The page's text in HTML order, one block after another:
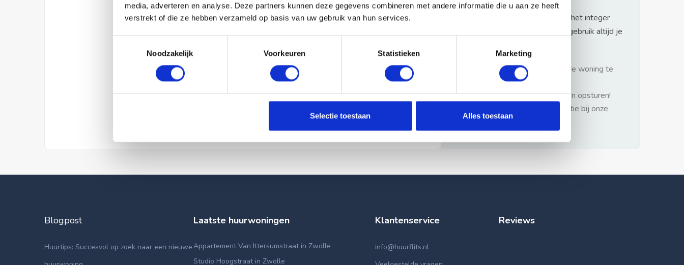
media, adverteren en analyse. Deze partners kunnen deze gegevens combineren met andere informatie die u aan ze heeft
verstrekt of die ze hebben verzameld op basis van uw gebruik van hun services.
Noodzakelijk
Voorkeuren Statistieken Marketing
Selectie toestaan Alles toestaan
Huurflits hecht veel waarde aan het integer
handelen van verhuurders maar gebruik altijd je
1: Nooit vooraf betalen zonder de woning te
hebben gezien.
2: Geen persoonlijke documenten opsturen!
3: Meld bij misbruik de advertentie bij onze
klantenservice.
Blogpost
Huurtips: Succesvol op zoek naar een nieuwe
Laatste huurwoningen
Appartement Van Ittersumstraat in Zwolle
Studio Hoogstraat in Zwolle
Klantenservice
info@huurflits.nl
Reviews